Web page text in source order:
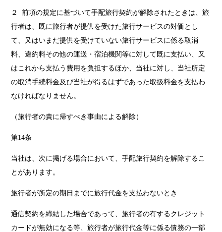
２ 前項の規定に基づいて手配旅行契約が解除されたときは、旅
行者は、既に旅行者が提供を受けた旅行サービスの対価とし
て、又はいまだ提供を受けていない旅行サービスに係る取消
料、違約料その他の運送・宿泊機関等に対して既に支払い、又
はこれから支払う費用を負担するほか、当社に対し、当社所定
の取消手続料金及び当社が得るはずであった取扱料金を支払わ
なければなりません。
（旅行者の責に帰すべき事由による解除）
第14条
当社は、次に掲げる場合において、手配旅行契約を解除するこ
とがあります。
旅行者が所定の期日までに旅行代金を支払わないとき
通信契約を締結した場合であって、旅行者の有するクレジット
カードが無効になる等、旅行者が旅行代金等に係る債務の一部